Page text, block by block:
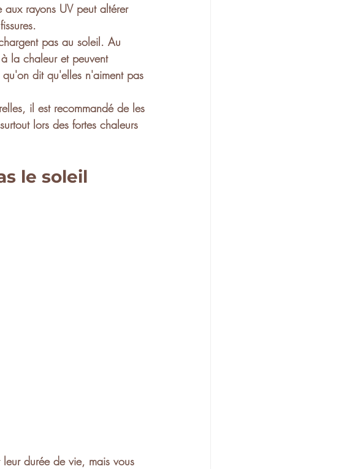
aux rayons UV peut altérer
fissures.
pas au soleil. Au
la chaleur et peuvent
dit qu'elles n'aiment pas
, il est recommandé de les
lors des fortes chaleurs
le soleil
durée de vie, mais vous